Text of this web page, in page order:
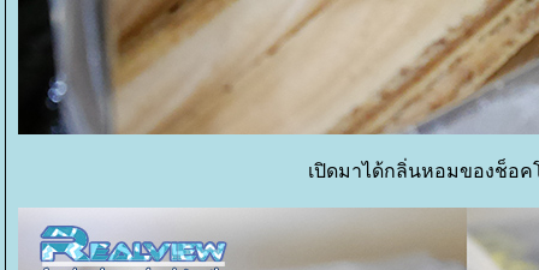
เปิดมาได้กลิ่นหอมของช็อค